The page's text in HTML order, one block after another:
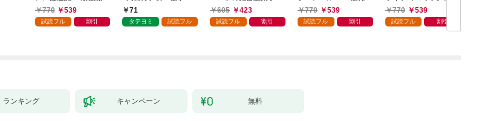
のおじさんはあらゆる
種族を嫁にする～（コ
770 539
試読フル 割引
てゲームバランスを破
壊した～
71
タテヨミ 試読フル
転生した喪男の受難
（コミック） 1
605 423
試読フル 割引
転生者、落ちこぼれク
ラスに入学。そして、
770 539
試読フル 割引
770
539
試読フル 割引
ランキング キャンペーン 無料